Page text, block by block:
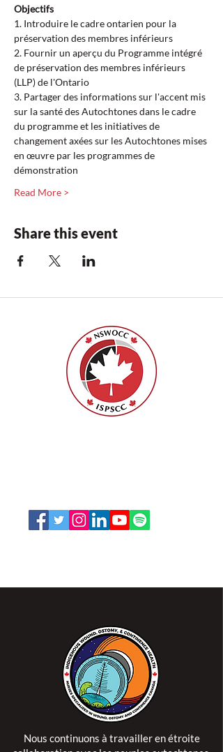
Objectifs
1. Introduire le cadre ontarien pour la
préservation des membres inférieurs
2. Fournir un aperçu du Programme intégré
de préservation des membres inférieurs
(LLP) de l'Ontario
3. Partager des informations sur l'accent mis
sur la santé des Autochtones dans le cadre
du programme et les initiatives de
changement axées sur les Autochtones mises
en œuvre par les programmes de
démonstration
Read More >
Share this event
Nous continuons à travailler en étroite